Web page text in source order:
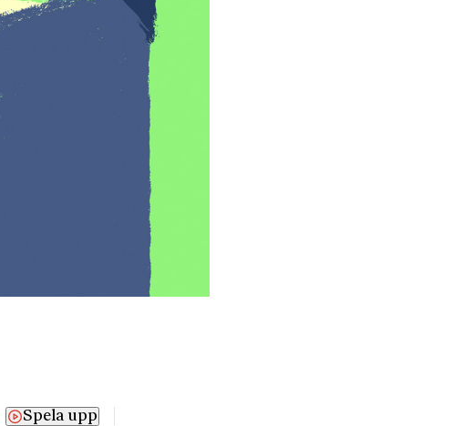
Spela upp